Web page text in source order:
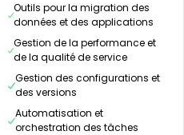
Outils pour la migration des
données et des applications
Gestion de la performance et
de la qualité de service
Gestion des configurations et
des versions
Automatisation et
orchestration des tâches